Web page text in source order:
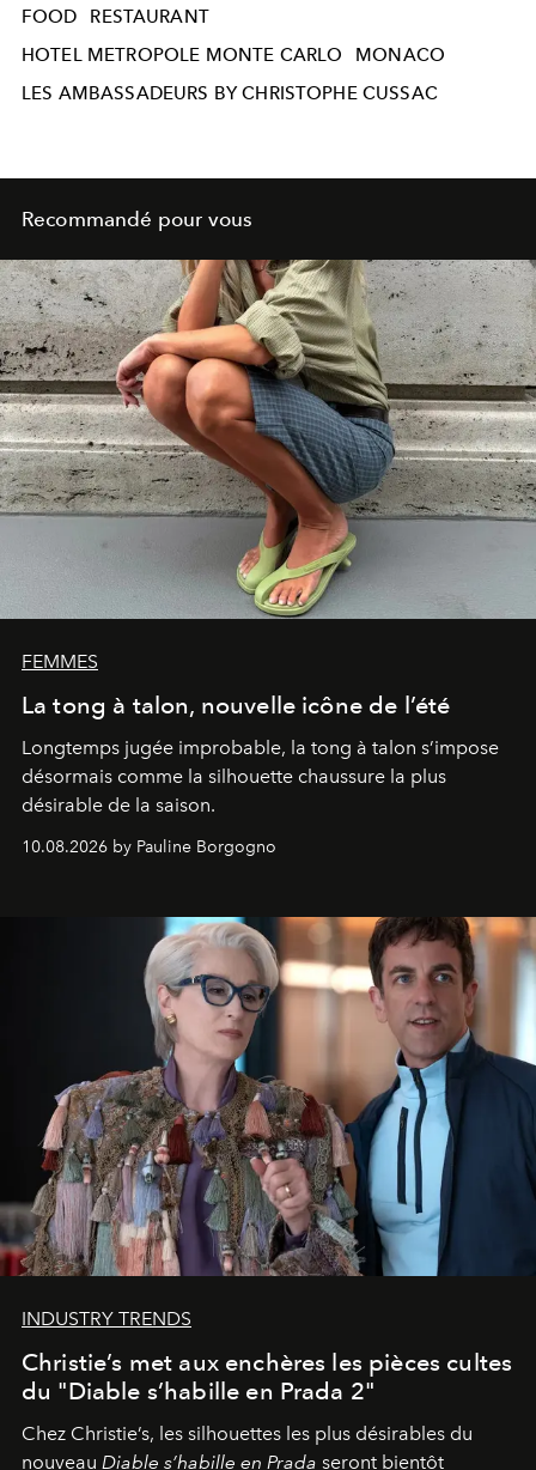
FOOD
RESTAURANT
HOTEL METROPOLE MONTE CARLO
MONACO
LES AMBASSADEURS BY CHRISTOPHE CUSSAC
Recommandé pour vous
FEMMES
La tong à talon, nouvelle icône de l’été
Longtemps jugée improbable, la tong à talon s’impose
désormais comme la silhouette chaussure la plus
désirable de la saison.
10.08.2026 by Pauline Borgogno
INDUSTRY TRENDS
Christie’s met aux enchères les pièces cultes
du "Diable s’habille en Prada 2"
Chez Christie’s, les silhouettes les plus désirables du
nouveau Diable s’habille en Prada seront bientôt